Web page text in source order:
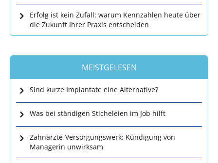
Erfolg ist kein Zufall: warum Kennzahlen heute über
die Zukunft Ihrer Praxis entscheiden
MEISTGELESEN
Sind kurze Implantate eine Alternative?
Was bei ständigen Sticheleien im Job hilft
Zahnärzte-Versorgungswerk: Kündigung von
Managerin unwirksam